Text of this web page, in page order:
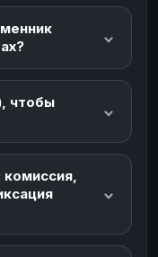
чтобы